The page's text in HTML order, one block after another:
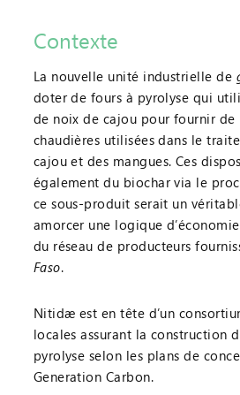
Contexte
La nouvelle unité industrielle de
doter de fours à pyrolyse qui
de noix de cajou pour fournir de
chaudières utilisées dans le
cajou et des mangues. Ces
également du biochar via le
ce sous-produit serait un
amorcer une logique
du réseau de producteurs
Faso.
Nitidæ est en tête d’un
locales assurant la construction
pyrolyse selon les plans de
Generation Carbon.